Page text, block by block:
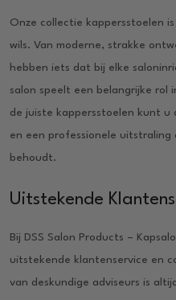
Onze collectie kappersstoelen
wils. Van moderne, strakke
hebben iets dat bij elke
salon speelt een belangrijke rol
de juiste kappersstoelen kunt u
en een professionele
behoudt.
Uitstekende
Bij DSS Salon Products –
uitstekende klantenservice en
van deskundige adviseurs is